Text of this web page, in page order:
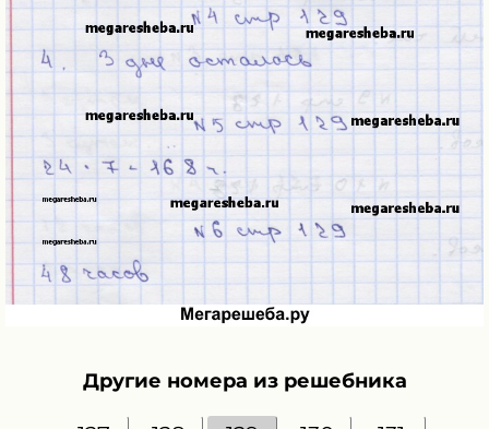
Другие номера из решебника